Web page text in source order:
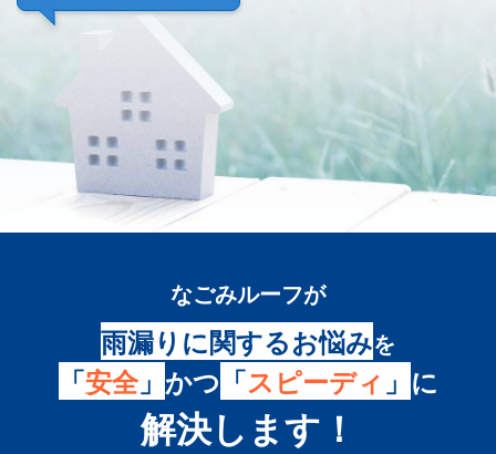
なごみルーフが
雨漏りに関するお悩みを
「安全」 かつ 「スピーディ 」 に
解決します！